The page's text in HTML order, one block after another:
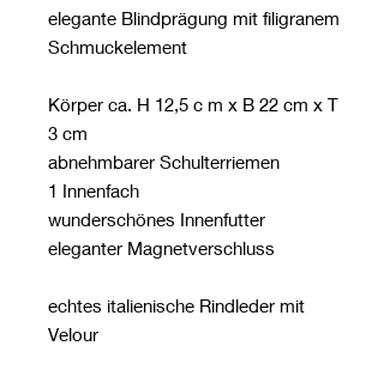
elegante Blindprägung mit filigranem
Schmuckelement
Körper ca. H 12,5 c m x B 22 cm x T
3 cm
abnehmbarer Schulterriemen
1 Innenfach
wunderschönes Innenfutter
eleganter Magnetverschluss
echtes italienische Rindleder mit
Velour